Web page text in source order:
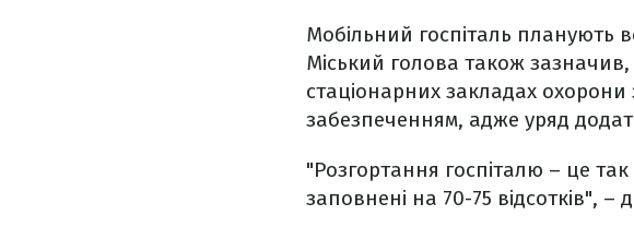
Мобільний госпіталь планують
Міський голова також
стаціонарних закладах
забезпеченням, адже уряд
"Розгортання госпіталю – це так
заповнені на 70-75 відсотків", –